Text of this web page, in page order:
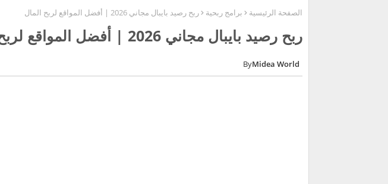
الصفحة الرئيسية برامج ربحية ربح رصيد بايبال مجاني 2026 | أفضل المواقع لربح المال
ربح رصيد بايبال مجاني 2026 | أفضل المواقع لربح المال
Midea World